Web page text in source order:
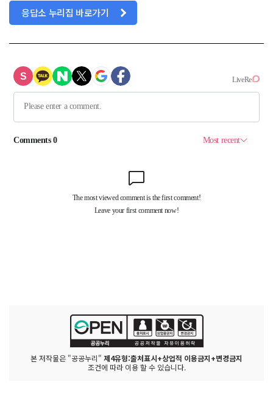
응답소 누리집 바로가기
본 저작물은 "공공누리" 제4유형:출처표시+상업적 이용금지+변경금지
조건에 따라 이용 할 수 있습니다.